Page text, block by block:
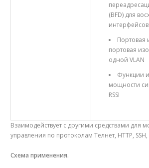
(BFD) для
Портовая
портовая
одной VLAN
Функции
мощности
RSSI
Взаимодействует с другими средствами для
управления по протоколам Teлнет, HTTP, SSH,
Схема применения.